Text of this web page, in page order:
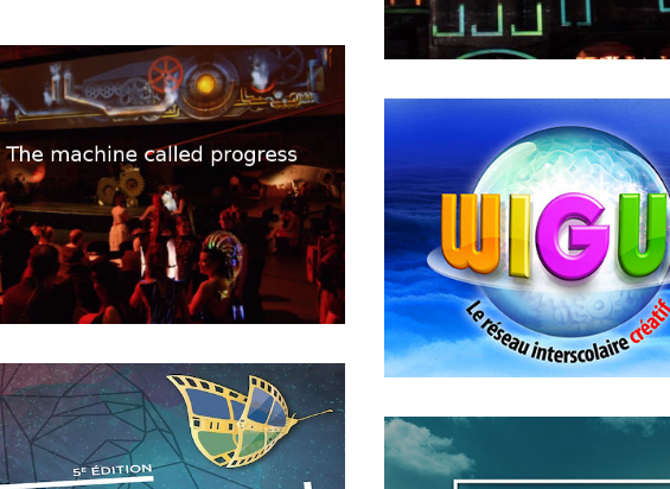
APRIL
15
2018
The Game Changer
16
2018
Entre les murs
16
2018
2018